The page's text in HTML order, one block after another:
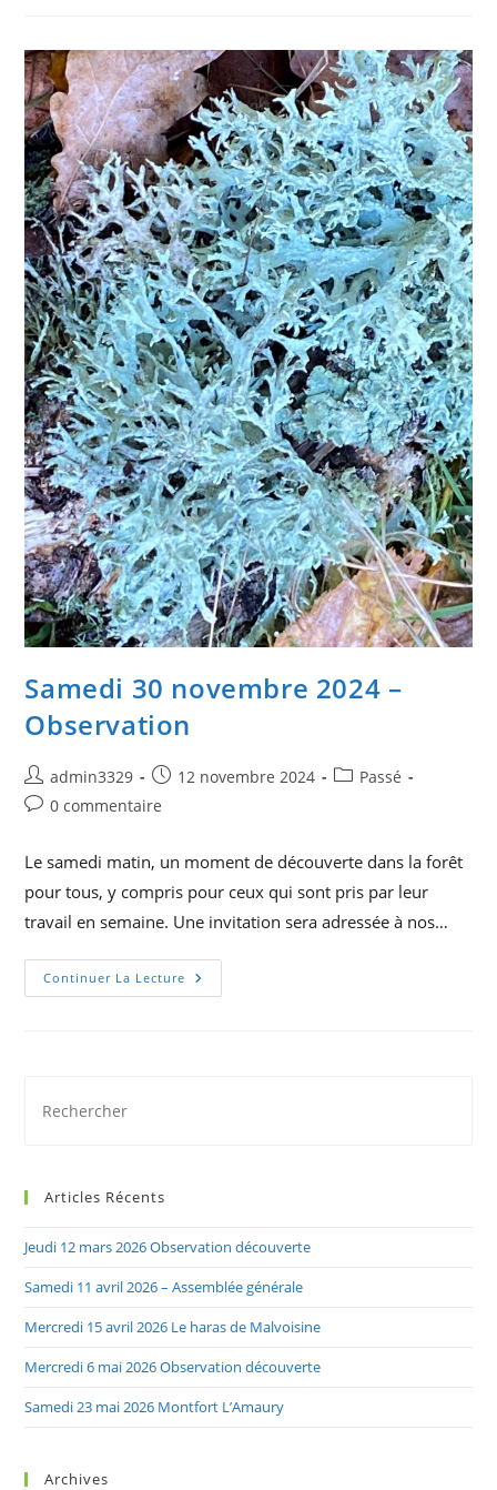
Samedi 30 novembre 2024 –
Observation
Auteur/autrice
de
admin3329
Publication
publiée :
12 novembre 2024
PostPassé
Commentaires
publication :
0 commentaire
Le samedi matin, un moment de découverte dans la forêt
pour tous, y compris pour ceux qui sont pris par leur
travail en semaine. Une invitation sera adressée à nos…
Continuer La Lecture Samedi
30
Articles Récents
Jeudi 12 mars 2026 Observation découverte
Samedi 11 avril 2026 – Assemblée générale
Mercredi 15 avril 2026 Le haras de Malvoisine
Mercredi 6 mai 2026 Observation découverte
Samedi 23 mai 2026 Montfort L’Amaury
Archives